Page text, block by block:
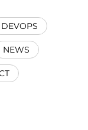
DEVOPS
NEWS